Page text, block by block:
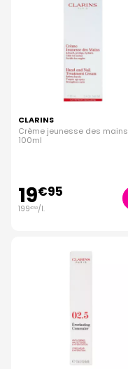
CLARINS
Crème jeunesse des mains
100ml
19€95
199€50/l.